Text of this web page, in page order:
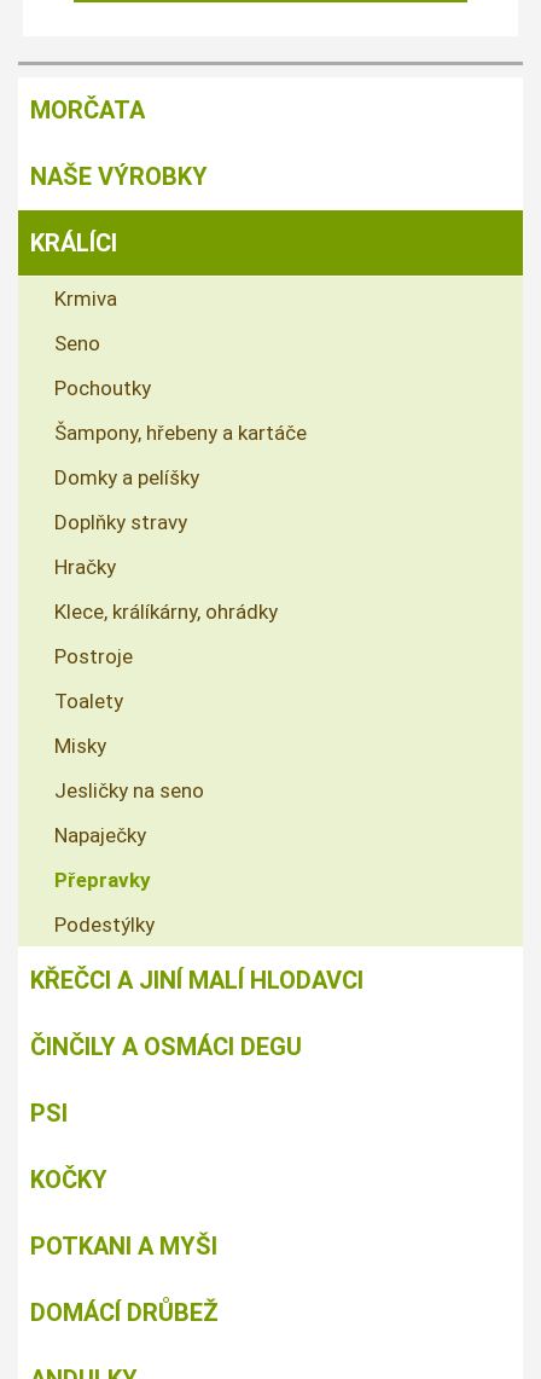
MORČATA
NAŠE VÝROBKY
KRÁLÍCI
Krmiva
Seno
Pochoutky
Šampony, hřebeny a kartáče
Domky a pelíšky
Doplňky stravy
Hračky
Klece, králíkárny, ohrádky
Postroje
Toalety
Misky
Jesličky na seno
Napaječky
Přepravky
Podestýlky
KŘEČCI A JINÍ MALÍ HLODAVCI
ČINČILY A OSMÁCI DEGU
PSI
KOČKY
POTKANI A MYŠI
DOMÁCÍ DRŮBEŽ